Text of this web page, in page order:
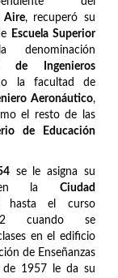
Aire, recuperó su
Escuela Superior
de Ingenieros
la facultad de
Aeronáutico,
el resto de las
de Educación
se le asigna su
en la Ciudad
hasta el curso
cuando se
en el edificio
de Enseñanzas
de 1957 le da su